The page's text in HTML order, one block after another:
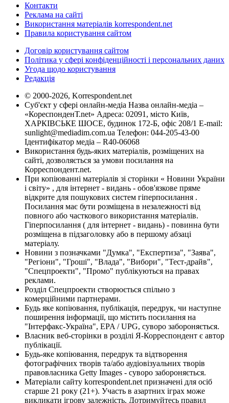
Контакти
Реклама на сайті
Використання матеріалів korrespondent.net
Правила користування сайтом
Договір користування сайтом
Політика у сфері конфіденційності і персональних даних
Угода щодо користування
Редакція
© 2000-2026, Korrespondent.net
Суб'єкт у сфері онлайн-медіа Назва онлайн-медіа –
«КореспонденТ.net» Адреса: 02091, місто Київ,
ХАРКІВСЬКЕ ШОСЕ, будинок 172-Б, офіс 208/1 E-mail:
sunlight@mediadim.com.ua Телефон: 044-205-43-00
Ідентифікатор медіа – R40-06068
Використання будь-яких матеріалів, розміщених на
сайті, дозволяється за умови посилання на
Корреспондент.net.
При копіюванні матеріалів зі сторінки « Новини України
і світу» , для інтернет - видань - обов'язкове пряме
відкрите для пошукових систем гіперпосилання .
Посилання має бути розміщена в незалежності від
повного або часткового використання матеріалів.
Гіперпосилання ( для інтернет - видань) - повинна бути
розміщена в підзаголовку або в першому абзаці
матеріалу.
Новини з позначками "Думка", "Експертиза", "Заява",
"Регіони", "Гроші", "Влада", "Вибори", "Тест-драйв",
"Спецпроекти", "Промо" публікуються на правах
реклами.
Розділ Спецпроекти створюється спільно з
комерційними партнерами.
Будь яке копіювання, публікація, передрук, чи наступне
поширення інформації, що містить посилання на
"Інтерфакс-Україна", EPA / UPG, суворо забороняється.
Власник веб-сторінки в розділі Я-Корреспондент є автор
публікації.
Будь-яке копіювання, передрук та відтворення
фотографічних творів та/або аудіовізуальних творів
правовласника Getty Images - суворо забороняється.
Матеріали сайту korrespondent.net призначені для осіб
старше 21 року (21+). Участь в азартних іграх може
викликати ігрову залежність. Дотримуйтесь правил